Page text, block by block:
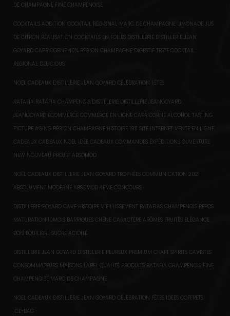
DE CHAMPAGNE FINE CHAMPENOISE
COCKTAILS ADDITION COCKTAIL RÉGIONAL MARC DE CHAMPAGNE LIMONADE JUS
DE CITRON RÉALISATION COCKTAILS EN FOLIES DISTILLERIE DISTILLERIE JEAN
GOYARD CAPRICORNE 40% RÉGION CHAMPAGNE DIGESTIF TESTE COCKTAIL
REGIONAL DELICIOUS
NOËL CADEAUX DISTILLERIE JEAN GOYARD CÉLÉBRATION FÊTES
RATAFIA RATAFIA CHAMPENOIS DISTILLERIE DISTILLERIE JEANGOYARD
JEANGOYARD ECOMMERCE COMMERCE EN LIGNE CAPRICORNE ALCOHOL TASTING
PICTURE AGING RÉGION CHAMPAGNE HISTOIRE 1911 SITE INTERNET VENTE EN LIGNE
CADEAUX CADEAUX NOËL IDÉE CADEAUX COMMANDES ÉXPÉDITIONS OUVERTURE
NEW NOUVEAU PROJET ABSOMOD
NOËL CADEAUX DISTILLERIE JEAN GOYARD TROPHÉES COMMUNICATION 2021
ABSOLUMENT MODERNE ABSOMOD 4ÈME CONCOURS
DISTILLERIE GOYARD CAVE HISTOIRE VIEILLISSEMENT RATAFIAS CHAMPENOIS REPOS
MATURATION 10MOIS BARRIQUES CHÊNE CARACTÈRE ARÔMES FRUITÉS ELÉGANCE
BOIS EQUILIBRE SUCRE ACIDITÉ
DISTILLERIE JEAN GOYARD DISTILLERIE PEUREUX PREMIUM CRAFT SPIRITS CAVISTES
CONSOMMATEURS MAISONS LABEL QUALITÉ PRODUITS RATAFIA CHAMPENOIS FINE
CHAMPENOISE MARC DE CHAMPAGNE
NOËL CADEAUX DISTILLERIE JEAN GOYARD CÉLÉBRATION FÊTES IDÉES COFFRETS
ICE-BAG